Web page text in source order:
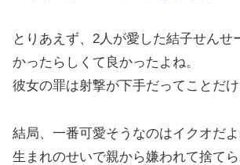
とりあえず、2人が愛した結子せんせ
かったらしくて良かったよね。
彼女の罪は射撃が下手だってことだ
結局、一番可愛そうなのはイクオだよ
生まれのせいで親から嫌われて捨て